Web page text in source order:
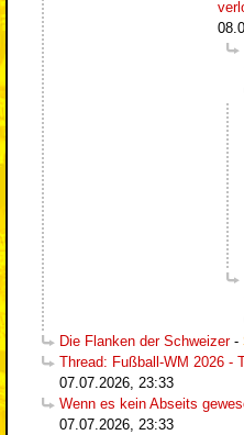
Die Flanken der Schweizer-
Thread: Fußball-WM 2026 -
07.07.2026, 23:33
Wenn es kein Abseits
07.07.2026, 23:33